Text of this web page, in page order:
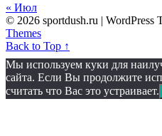
« Июл
© 2026 sportdush.ru | WordPress
Themes
Back to Top ↑
Мы используем куки для
сайта. Если Вы продолжите
считать что Вас это устраивает.